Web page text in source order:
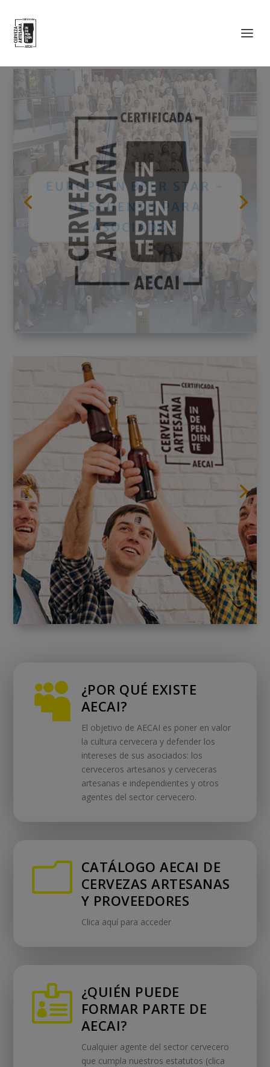
CÓMO
ASOCIARTE

¿POR QUÉ EXISTE
AECAI?
El objetivo de AECAI es poner en valor
la cultura cervecera y defender los
intereses de sus asociados: los
cerveceros artesanos y cerveceras
artesanas e independientes y otros
agentes del sector cervecero.
m
CATÁLOGO AECAI DE
CERVEZAS ARTESANAS
Y PROVEEDORES
Clica aquí para acceder
 ¿QUIÉN PUEDE
FORMAR PARTE DE
AECAI?
Cualquier agente del sector cervecero
que cumpla nuestros estatutos (clica